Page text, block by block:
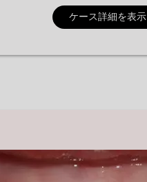
ケース詳細を表示